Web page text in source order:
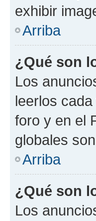
exhibir
Arriba
¿Qué son
Los
leerlos
foro y en el
globales
Arriba
¿Qué son
Los